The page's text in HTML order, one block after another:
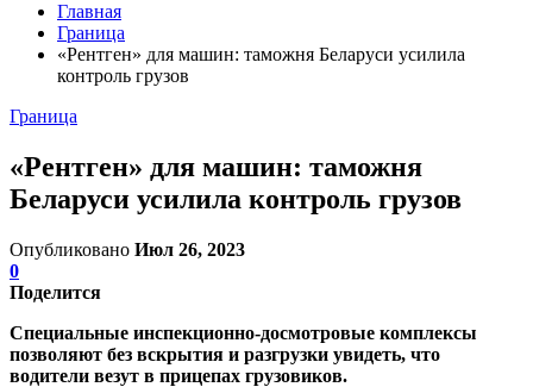
Главная
Граница
«Рентген» для машин: таможня Беларуси усилила
контроль грузов
Граница
«Рентген» для машин: таможня
Беларуси усилила контроль грузов
Опубликовано Июл 26, 2023
0
Поделится
Специальные инспекционно-досмотровые комплексы
позволяют без вскрытия и разгрузки увидеть, что
водители везут в прицепах грузовиков.